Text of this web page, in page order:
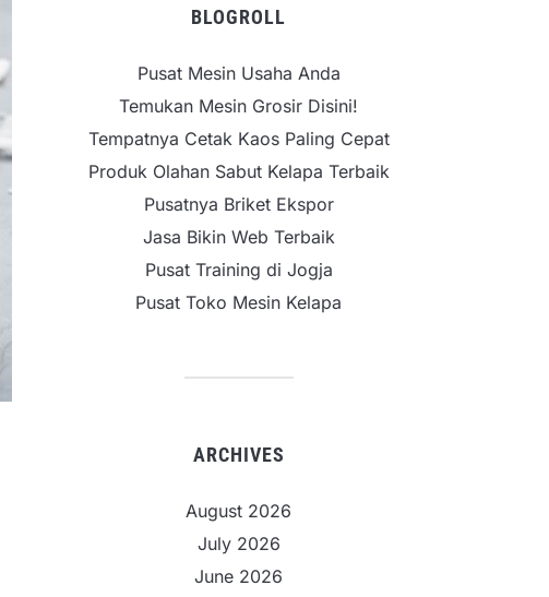
BLOGROLL
Pusat Mesin Usaha Anda
Temukan Mesin Grosir Disini!
Tempatnya Cetak Kaos Paling Cepat
Produk Olahan Sabut Kelapa Terbaik
Pusatnya Briket Ekspor
Jasa Bikin Web Terbaik
Pusat Training di Jogja
Pusat Toko Mesin Kelapa
ARCHIVES
August 2026
July 2026
June 2026